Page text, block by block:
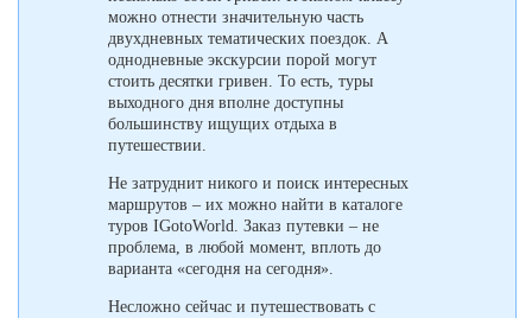
можно отнести значительную часть
двухдневных тематических поездок. А
однодневные экскурсии порой могут
стоить десятки гривен. То есть, туры
выходного дня вполне доступны
большинству ищущих отдыха в
путешествии.
Не затруднит никого и поиск интересных
маршрутов – их можно найти в каталоге
туров IGotoWorld. Заказ путевки – не
проблема, в любой момент, вплоть до
варианта «сегодня на сегодня».
Несложно сейчас и путешествовать с